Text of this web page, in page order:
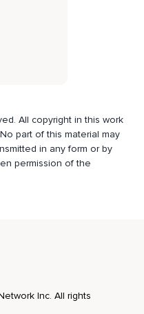
All copyright in this work
part of this material may
in any form or by
permission of the
Inc. All rights